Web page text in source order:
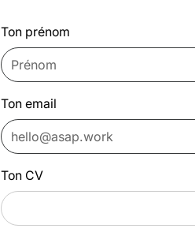
Ton prénom
Ton email
Ton CV